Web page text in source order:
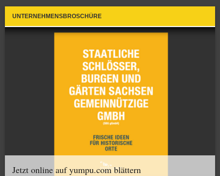
UNTERNEHMENSBROSCHÜRE
Jetzt online auf yumpu.com blättern